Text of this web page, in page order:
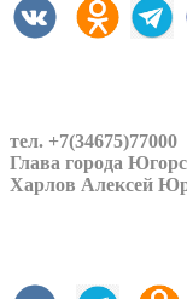
тел. +7(34675)77000
Глава города
Харлов Алексей